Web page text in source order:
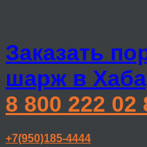
Заказать
шарж в
8 800 222 02
+7(950)185-4444